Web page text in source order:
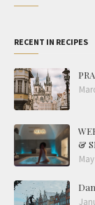
RECENT IN RECIPES
&